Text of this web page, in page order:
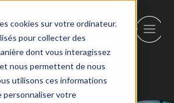
cookies sur votre ordinateur.
pour collecter des
dont vous interagissez
nous permettent de nous
utilisons ces informations
personnaliser votre